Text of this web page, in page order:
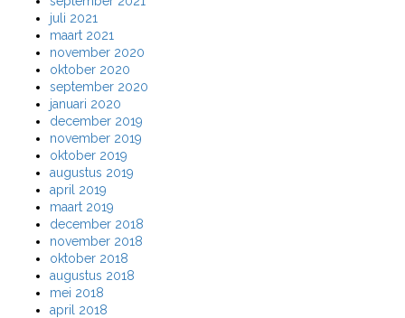
juli 2021
maart 2021
november 2020
oktober 2020
september 2020
januari 2020
december 2019
november 2019
oktober 2019
augustus 2019
april 2019
maart 2019
december 2018
november 2018
oktober 2018
augustus 2018
mei 2018
april 2018